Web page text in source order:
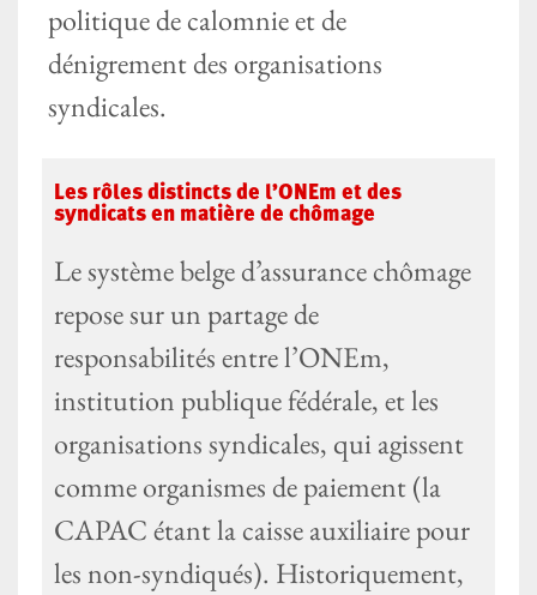
politique de calomnie et de
dénigrement des organisations
syndicales.
Les rôles distincts de l’ONEm et des
syndicats en matière de chômage
Le système belge d’assurance chômage
repose sur un partage de
responsabilités entre l’ONEm,
institution publique fédérale, et les
organisations syndicales, qui agissent
comme organismes de paiement (la
CAPAC étant la caisse auxiliaire pour
les non-syndiqués). Historiquement,